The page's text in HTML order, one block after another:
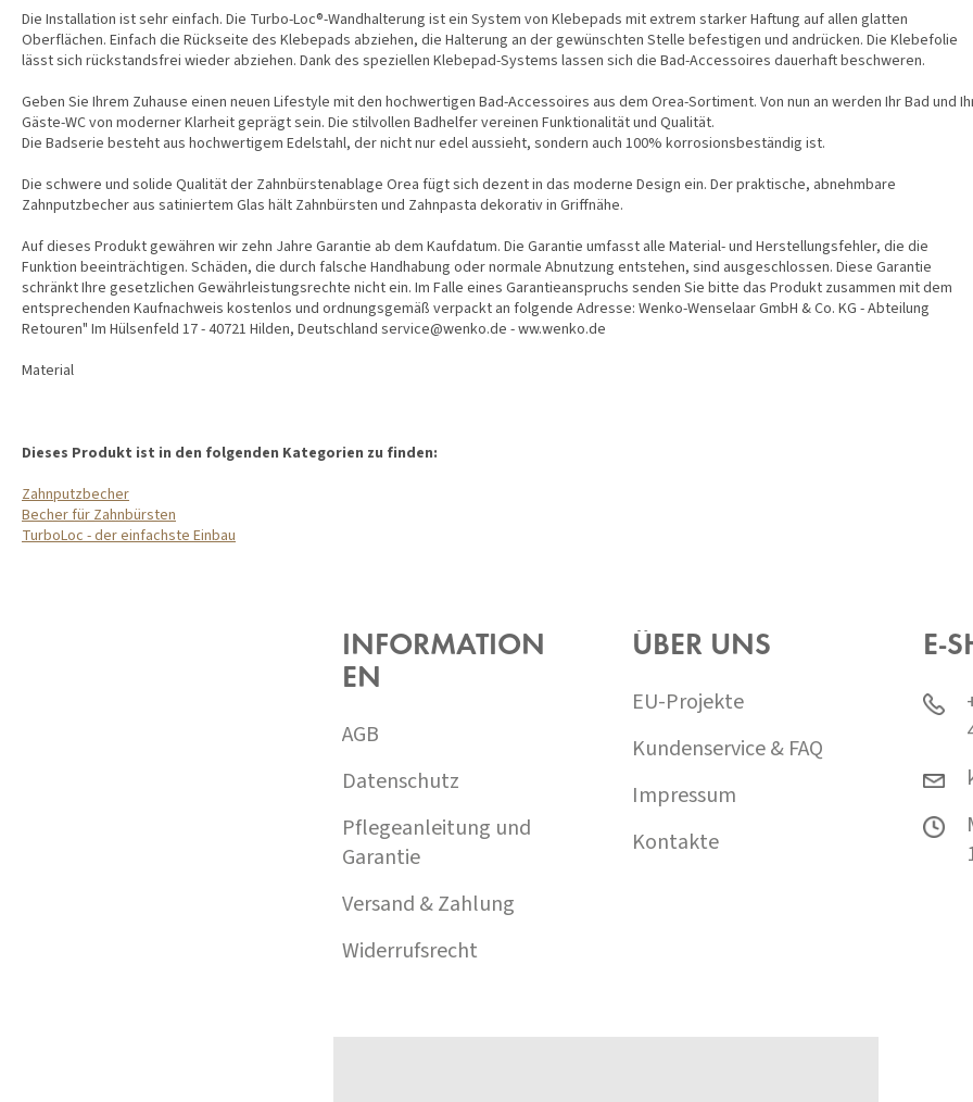
Die Installation ist sehr einfach. Die Turbo-Loc®-Wandhalterung ist ein System von Klebepads mit extrem starker Haftung auf allen glatten
Oberflächen. Einfach die Rückseite des Klebepads abziehen, die Halterung an der gewünschten Stelle befestigen und andrücken. Die Klebefolie
lässt sich rückstandsfrei wieder abziehen. Dank des speziellen Klebepad-Systems lassen sich die Bad-Accessoires dauerhaft beschweren.
Geben Sie Ihrem Zuhause einen neuen Lifestyle mit den hochwertigen Bad-Accessoires aus dem Orea-Sortiment. Von nun an werden Ihr Bad und
Gäste-WC von moderner Klarheit geprägt sein. Die stilvollen Badhelfer vereinen Funktionalität und Qualität.
Die Badserie besteht aus hochwertigem Edelstahl, der nicht nur edel aussieht, sondern auch 100% korrosionsbeständig ist.
Die schwere und solide Qualität der Zahnbürstenablage Orea fügt sich dezent in das moderne Design ein. Der praktische, abnehmbare
Zahnputzbecher aus satiniertem Glas hält Zahnbürsten und Zahnpasta dekorativ in Griffnähe.
Auf dieses Produkt gewähren wir zehn Jahre Garantie ab dem Kaufdatum. Die Garantie umfasst alle Material- und Herstellungsfehler, die die
Funktion beeinträchtigen. Schäden, die durch falsche Handhabung oder normale Abnutzung entstehen, sind ausgeschlossen. Diese Garantie
schränkt Ihre gesetzlichen Gewährleistungsrechte nicht ein. Im Falle eines Garantieanspruchs senden Sie bitte das Produkt zusammen mit dem
entsprechenden Kaufnachweis kostenlos und ordnungsgemäß verpackt an folgende Adresse: Wenko-Wenselaar GmbH & Co. KG - Abteilung
Retouren" Im Hülsenfeld 17 - 40721 Hilden, Deutschland service@wenko.de - ww.wenko.de
Material
Dieses Produkt ist in den folgenden Kategorien zu finden:
Zahnputzbecher
Becher für Zahnbürsten
TurboLoc - der einfachste Einbau
INFORMATION
EN
AGB
Datenschutz
Pflegeanleitung und
Garantie
Versand & Zahlung
Widerrufsrecht
ÜBER UNS
EU-Projekte
Kundenservice & FAQ
Impressum
Kontakte
E-